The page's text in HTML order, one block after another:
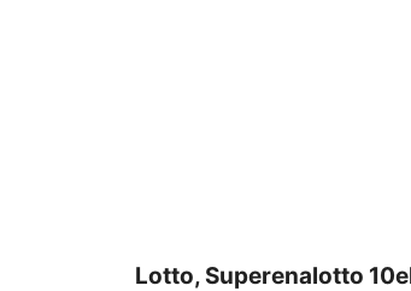
Lotto, Superenalotto